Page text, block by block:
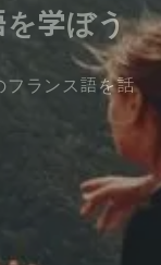
学ぼう
フランス語を話